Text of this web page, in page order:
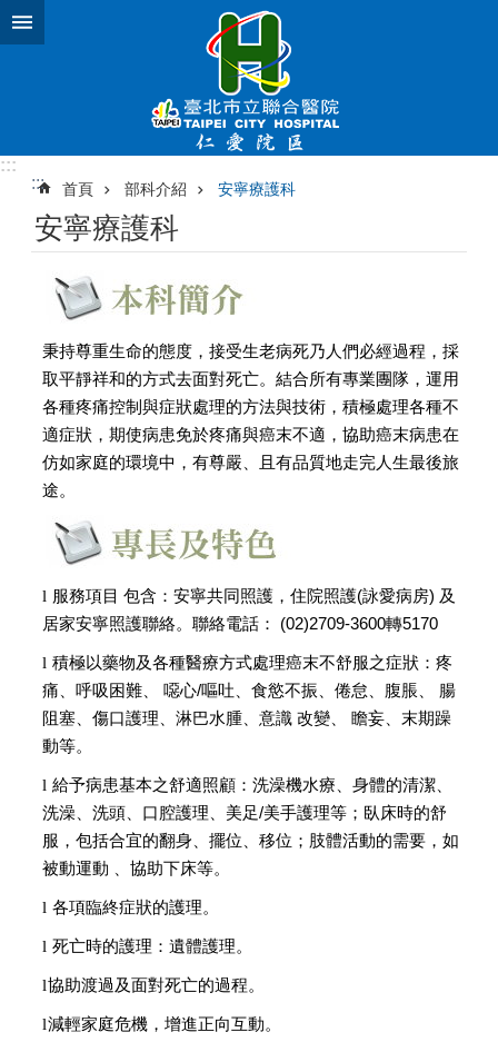
跳到主要內容區塊
:::
:::
首頁 部科介紹 安寧療護科
安寧療護科
秉持尊重生命的態度，接受生老病死乃人們必經過程，採
取平靜祥和的方式去面對死亡。結合所有專業團隊，運用
各種疼痛控制與症狀處理的方法與技術，積極處理各種不
適症狀，期使病患免於疼痛與癌末不適，協助癌末病患在
仿如家庭的環境中，有尊嚴、且有品質地走完人生最後旅
途。
l 服務項目 包含：安寧共同照護，住院照護(詠愛病房) 及
居家安寧照護聯絡。聯絡電話： (02)2709-3600轉5170
l 積極以藥物及各種醫療方式處理癌末不舒服之症狀：疼
痛、呼吸困難、 噁心/嘔吐、食慾不振、倦怠、腹脹、 腸
阻塞、傷口護理、淋巴水腫、意識 改變、 瞻妄、末期躁
動等。
l 給予病患基本之舒適照顧：洗澡機水療、身體的清潔、
洗澡、洗頭、口腔護理、美足/美手護理等；臥床時的舒
服，包括合宜的翻身、擺位、移位；肢體活動的需要，如
被動運動 、協助下床等。
l 各項臨終症狀的護理。
l 死亡時的護理：遺體護理。
l協助渡過及面對死亡的過程。
l減輕家庭危機，增進正向互動。